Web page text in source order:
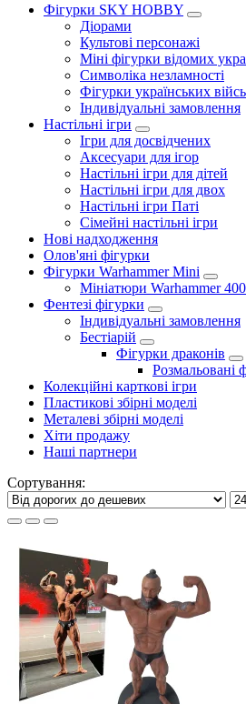
Фігурки SKY HOBBY
Діорами
Культові персонажі
Міні фігурки відомих
Символіка незламності
Фігурки українських
Індивідуальні замовлення
Настільні ігри
Ігри для досвідчених
Аксесуари для ігор
Настільні ігри для дітей
Настільні ігри для двох
Настільні ігри Паті
Сімейні настільні ігри
Нові надходження
Олов'яні фігурки
Фігурки Warhammer Mini
Мініатюри Warhammer
Фентезі фігурки
Індивідуальні замовлення
Бестіарій
Фігурки драконів
Розмальовані
Колекційні карткові ігри
Пластикові збірні моделі
Металеві збірні моделі
Хіти продажу
Наші партнери
Сортування: